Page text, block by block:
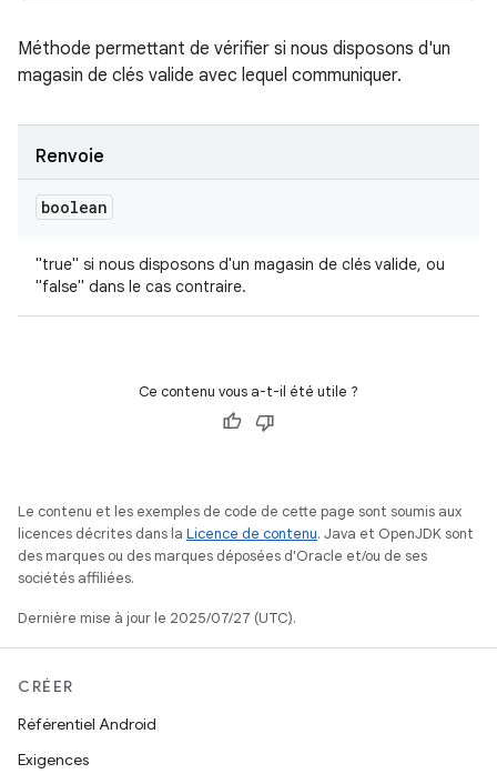
Méthode permettant de vérifier si nous disposons d'un
magasin de clés valide avec lequel communiquer.
Renvoie
boolean
"true" si nous disposons d'un magasin de clés valide, ou
"false" dans le cas contraire.
Ce contenu vous a-t-il été utile ?
Le contenu et les exemples de code de cette page sont soumis aux
licences décrites dans la Licence de contenu. Java et OpenJDK sont
des marques ou des marques déposées d'Oracle et/ou de ses
sociétés affiliées.
Dernière mise à jour le 2025/07/27 (UTC).
CRÉER
Référentiel Android
Exigences